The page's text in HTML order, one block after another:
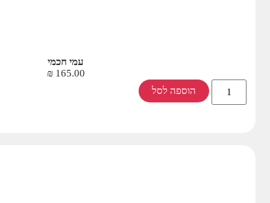
עמי חכמי
165.00
₪
הוספה לסל